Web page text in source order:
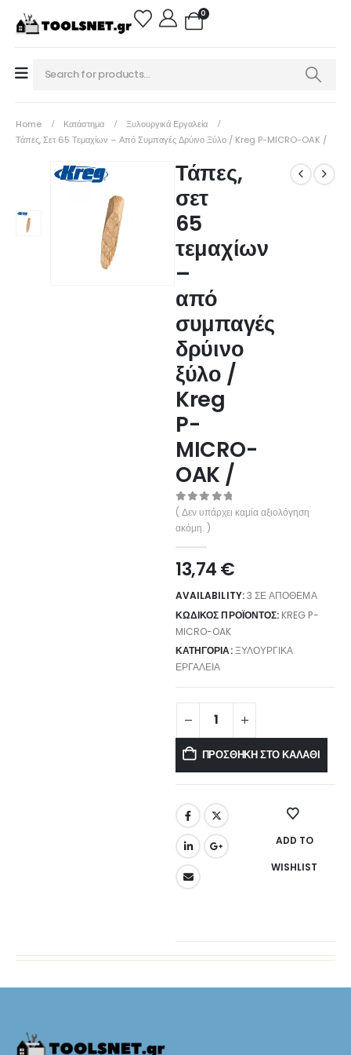
0
Home Κατάστημα
Ξυλουργικά Εργαλεία
Τάπες, Σετ 65 Τεμαχίων – Από Συμπαγές Δρύινο Ξύλο / Kreg P-MICRO-OAK /
Τάπες,
σετ
65
τεμαχίων
–
από
συμπαγές
δρύινο
ξύλο /
Kreg
P-
MICRO-
OAK /
0out of 5
( Δεν υπάρχει καμία αξιολόγηση
ακόμη. )
13,74€
AVAILABILITY:3 ΣΕ ΑΠΌΘΕΜΑ
ΚΩΔΙΚΌΣ ΠΡΟΪΌΝΤΟΣ: KREG P-
MICRO-OAK
ΚΑΤΗΓΟΡΊΑ:ΞΥΛΟΥΡΓΙΚΆ
ΕΡΓΑΛΕΊΑ
ΠΡΟΣΘΉΚΗ ΣΤΟ ΚΑΛΆΘΙ
ADD TO
WISHLIST